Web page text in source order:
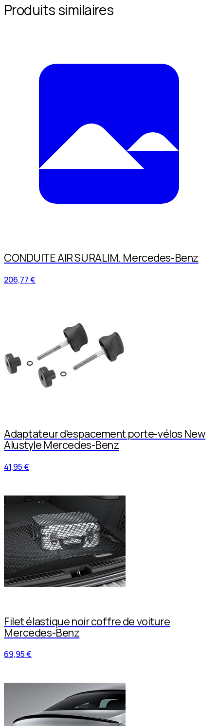
Produits similaires
CONDUITE AIR SURALIM. Mercedes-Benz
206,77 €
Adaptateur d'espacement porte-vélos New
Alustyle Mercedes-Benz
41,95 €
Filet élastique noir coffre de voiture
Mercedes-Benz
69,95 €